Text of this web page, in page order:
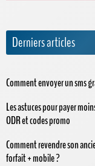
Derniers articles
Comment envoyer un sms
Les astuces pour payer
ODR et codes promo
Comment revendre son
forfait + mobile ?